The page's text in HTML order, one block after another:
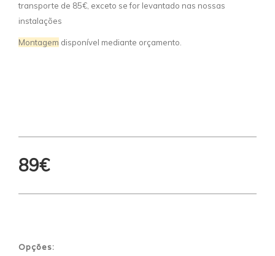
transporte de 85€, exceto se for levantado nas nossas
instalações
Montagem disponível mediante orçamento.
89€
Opções: